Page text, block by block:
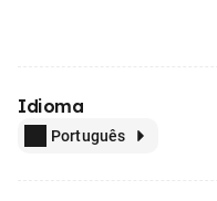
Idioma
Português